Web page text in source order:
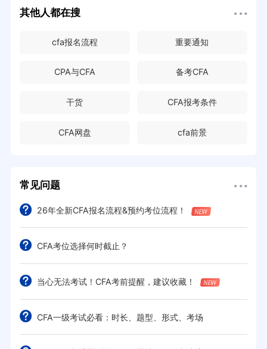
其他人都在搜
cfa报名流程 重要通知
CPA与CFA 备考CFA
干货 CFA报考条件
CFA网盘 cfa前景
常见问题
26年全新CFA报名流程&预约考位流程！
CFA考位选择何时截止？
当心无法考试！CFA考前提醒，建议收藏！
CFA一级考试必看：时长、题型、形式、考场